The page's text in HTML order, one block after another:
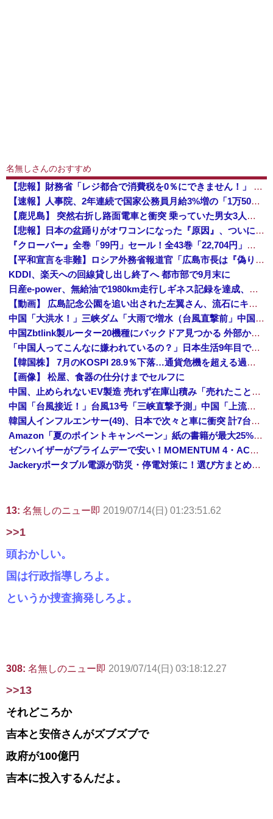
名無しさんのおすすめ
【悲報】財務省「レジ都合で消費税を0％にできません！」 → X民「指定ゴミ袋を買ってレシート見たら消費税はゼロになるんだけど？」ｗｗｗｗｗｗｗｗ...
【速報】人事院、2年連続で国家公務員月給3%増の「1万5056円」引き上げ勧告 2年で6%超え
【鹿児島】 突然右折し路面電車と衝突 乗っていた男女3人は車を放置しダッシュで逃走中
【悲報】日本の盆踊りがオワコンになった『原因』、ついに判明する・・・・・
『クローバー』全巻「99円」セール！全43巻「22,704円」→「4,257円」！実写ドラマ化もされたチャンピオンが誇る名作ヤンキー漫画！『ドロ...
【平和宣言を非難】ロシア外務省報道官「広島市長は『偽りの呪文』繰り返している」
KDDI、楽天への回線貸し出し終了へ 都市部で9月末に
日産e-power、無給油で1980km走行しギネス記録を達成、無駄な発電や送電ロスなくEVよりエコを証明
【動画】 広島記念公園を追い出された左翼さん、流石にキモすぎて炎上
中国「大洪水！」三峡ダム「大雨で増水（台風直撃前」中国ダム「緊急放流！」中国鉄道「列車が走行中に流される」中国避難所「支援物資は有料です」謎の勢力「え」→
中国Zbtlink製ルーター20機種にバックドア見つかる 外部から完全制御のおそれ
「中国人ってこんなに嫌われているの？」日本生活9年目で明かす本心！
【韓国株】 7月のKOSPI 28.9％下落…通貨危機を超える過去最大の下げ幅
【画像】 松屋、食器の仕分けまでセルフに
中国、止められないEV製造 売れず在庫山積み「売れたこと」にして補助金を騙し取る事案を思いつきが横行
中国「台風接近！」台風13号「三峡直撃予測」中国「上流大洪水！（三峡上流」中国都市「8/5の映像（動画」三峡ダム「緊急放流（決壊危機」中国「下流大水害（震え声」→
韓国人インフルエンサー(49)、日本で次々と車に衝突 計7台巻き込み 八王子
Amazon「夏のポイントキャンペーン」紙の書籍が最大25%ポイント還元 対象と条件を整理（2026年7月）
ゼンハイザーがプライムデーで安い！MOMENTUM 4・ACCENTUMなど対象モデルまとめ！
Jackeryポータブル電源が防災・停電対策に！選び方まとめ【プライムデー最終日】
13: 名無しのニュー即 2019/07/14(日) 01:23:51.62
>>1
頭おかしい。
国は行政指導しろよ。
というか捜査摘発しろよ。
308: 名無しのニュー即 2019/07/14(日) 03:18:12.27
>>13
それどころか
吉本と安倍さんがズブズブで
政府が100億円
吉本に投入するんだよ。